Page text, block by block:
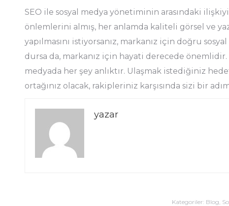
SEO ile sosyal medya yönetiminin arasındaki
önlemlerini almış, her anlamda kaliteli görsel ve
yapılmasını istiyorsanız, markanız için doğru
dursa da, markanız için hayati derecede
medyada her şey anlıktır. Ulaşmak istediğiniz
ortağınız olacak, rakipleriniz karşısında sizi bir
yazar
Kategoriler: Blog